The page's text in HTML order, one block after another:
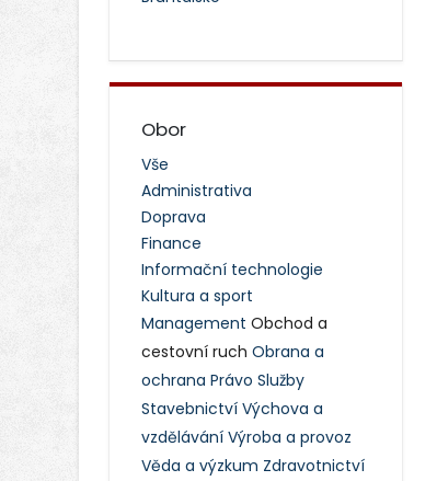
Obor
Vše
Administrativa
Doprava
Finance
Informační technologie
Kultura a sport
Management Obchod a
cestovní ruch Obrana a
ochrana Právo Služby
Stavebnictví Výchova a
vzdělávání Výroba a provoz
Věda a výzkum Zdravotnictví